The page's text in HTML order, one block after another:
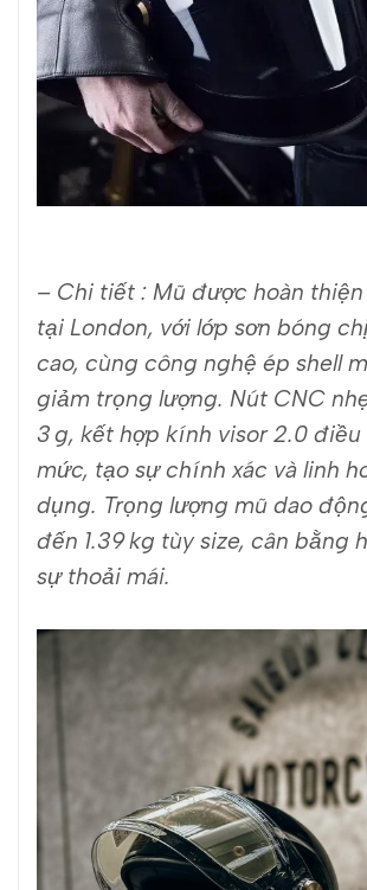
– Chi tiết : Mũ được hoàn
tại London, với lớp sơn bóng
cao, cùng công nghệ ép shell
giảm trọng lượng. Nút CNC
3 g, kết hợp kính visor 2.0 điều
mức, tạo sự chính xác và linh
dụng. Trọng lượng mũ dao
đến 1.39 kg tùy size, cân bằng
sự thoải mái.